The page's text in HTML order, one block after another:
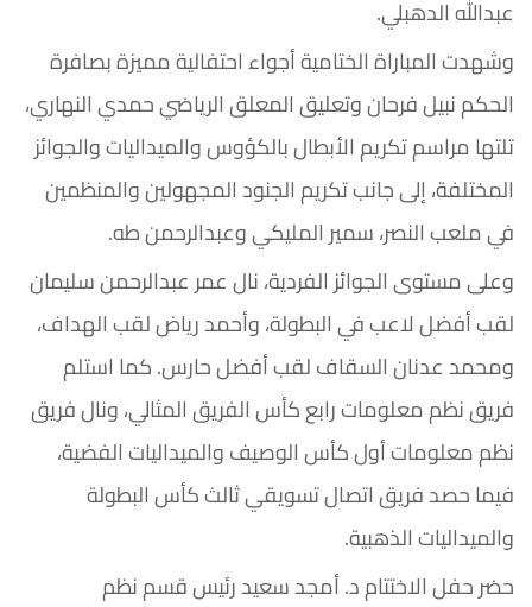
عبدالله الدهبلي.
وشهدت المباراة الختامية أجواء احتفالية مميزة بصافرة
الحكم نبيل فرحان وتعليق المعلق الرياضي حمدي النهاري،
تلتها مراسم تكريم الأبطال بالكؤوس والميداليات والجوائز
المختلفة، إلى جانب تكريم الجنود المجهولين والمنظمين
في ملعب النصر، سمير المليكي وعبدالرحمن طه.
وعلى مستوى الجوائز الفردية، نال عمر عبدالرحمن سليمان
لقب أفضل لاعب في البطولة، وأحمد رياض لقب الهداف،
ومحمد عدنان السقاف لقب أفضل حارس. كما استلم
فريق نظم معلومات رابع كأس الفريق المثالي، ونال فريق
نظم معلومات أول كأس الوصيف والميداليات الفضية،
فيما حصد فريق اتصال تسويقي ثالث كأس البطولة
والميداليات الذهبية.
حضر حفل الاختتام د. أمجد سعيد رئيس قسم نظم